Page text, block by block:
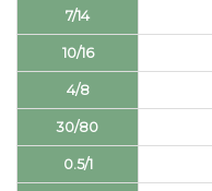
7/14
10/16
4/8
30/80
0.5/1